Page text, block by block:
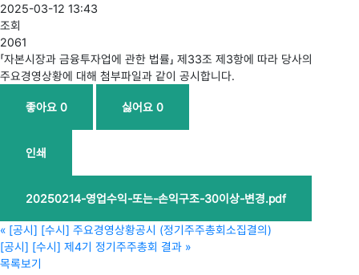
2025-03-12 13:43
조회
2061
「자본시장과 금융투자업에 관한 법률」 제33조 제3항에 따라 당사의
주요경영상황에 대해 첨부파일과 같이 공시합니다.
좋아요 0 싫어요 0
인쇄
20250214-영업수익-또는-손익구조-30이상-변경.pdf
« [공시] [수시] 주요경영상황공시 (정기주주총회소집결의)
[공시] [수시] 제4기 정기주주총회 결과 »
목록보기